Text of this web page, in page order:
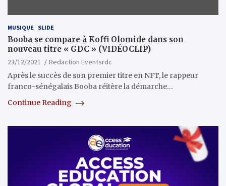
MUSIQUE SLIDE
Booba se compare à Koffi Olomide dans son
nouveau titre « GDC » (VIDÉOCLIP)
23/12/2021
Redaction Eventsrdc
Après le succès de son premier titre en NFT, le rappeur
franco-sénégalais Booba réitère la démarche…
Continue Reading